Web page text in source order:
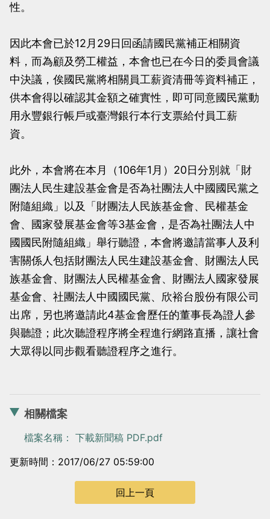
性。
因此本會已於12月29日回函請國民黨補正相關資
料，而為顧及勞工權益，本會也已在今日的委員會議
中決議，俟國民黨將相關員工薪資清冊等資料補正，
供本會得以確認其金額之確實性，即可同意國民黨動
用永豐銀行帳戶或臺灣銀行本行支票給付員工薪
資。
此外，本會將在本月（106年1月）20日分別就「財
團法人民生建設基金會是否為社團法人中國國民黨之
附隨組織」以及「財團法人民族基金會、民權基金
會、國家發展基金會等3基金會，是否為社團法人中
國國民附隨組織」舉行聽證，本會將邀請當事人及利
害關係人包括財團法人民生建設基金會、財團法人民
族基金會、財團法人民權基金會、財團法人國家發展
基金會、社團法人中國國民黨、欣裕台股份有限公司
出席，另也將邀請此4基金會歷任的董事長為證人參
與聽證；此次聽證程序將全程進行網路直播，讓社會
大眾得以同步觀看聽證程序之進行。
相關檔案
檔案名稱： 下載新聞稿 PDF.pdf
更新時間：2017/06/27 05:59:00
回上一頁